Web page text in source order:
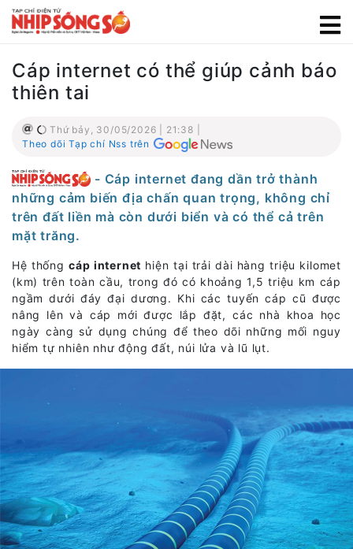
Cáp internet có thể giúp cảnh báo
thiên tai
Thứ bảy, 30/05/2026 | 21:38 |
Theo dõi Tạp chí Nss trên
- Cáp internet đang dần trở thành
những cảm biến địa chấn quan trọng, không chỉ
trên đất liền mà còn dưới biển và có thể cả trên
mặt trăng.
Hệ thốngcáp internet hiện tại trải dài hàng triệu kilomet
(km) trên toàn cầu, trong đó có khoảng 1,5 triệu km cáp
ngầm dưới đáy đại dương. Khi các tuyến cáp cũ được
nâng lên và cáp mới được lắp đặt, các nhà khoa học
ngày càng sử dụng chúng để theo dõi những mối nguy
hiểm tự nhiên như động đất, núi lửa và lũ lụt.